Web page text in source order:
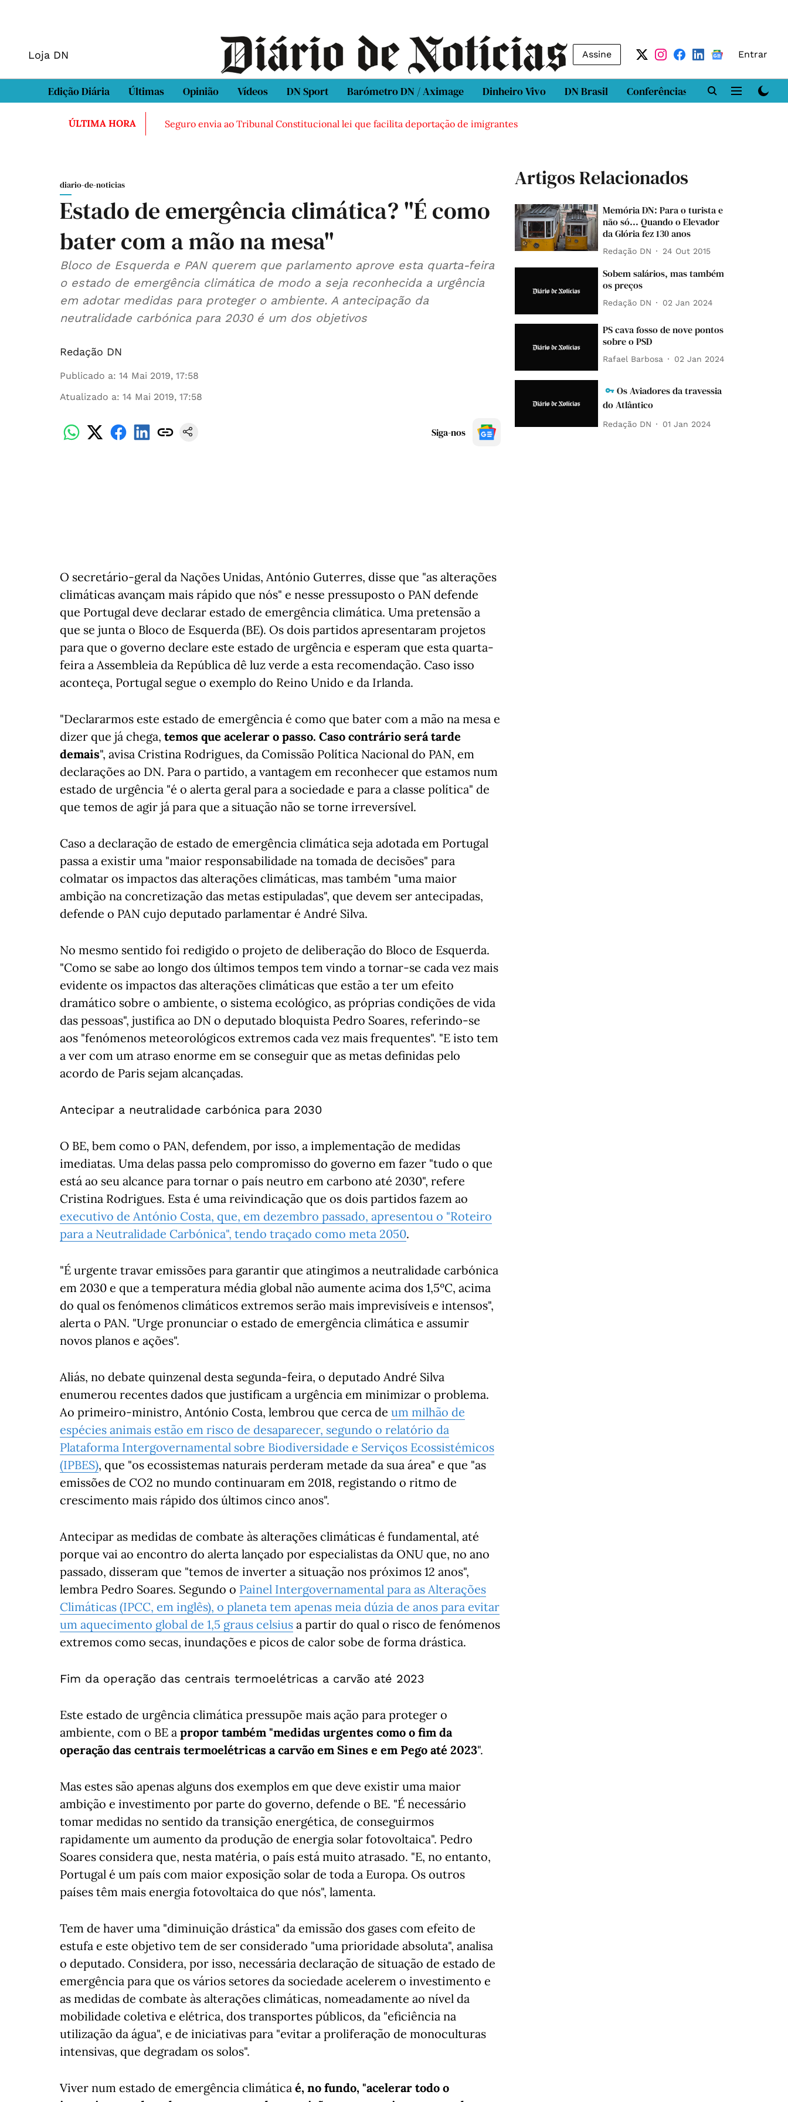
Loja DN Assine Entrar
Edição Diária Últimas Opinião Vídeos DN Sport Barómetro DN / Aximage Dinheiro Vivo DN Brasil Conferências DN LAB
ÚLTIMA HORA Seguro envia ao Tribunal Constitucional lei que facilita deportação de imigrantes
diario-de-noticias
Estado de emergência climática? "É como
bater com a mão na mesa"
Bloco de Esquerda e PAN querem que parlamento aprove esta quarta-feira
o estado de emergência climática de modo a seja reconhecida a urgência
em adotar medidas para proteger o ambiente. A antecipação da
neutralidade carbónica para 2030 é um dos objetivos
Redação DN
Publicado a: 14 Mai 2019, 17:58
Atualizado a: 14 Mai 2019, 17:58
Siga-nos
O secretário-geral da Nações Unidas, António Guterres, disse que "as alterações
climáticas avançam mais rápido que nós" e nesse pressuposto o PAN defende
que Portugal deve declarar estado de emergência climática. Uma pretensão a
que se junta o Bloco de Esquerda (BE). Os dois partidos apresentaram projetos
para que o governo declare este estado de urgência e esperam que esta quarta-
feira a Assembleia da República dê luz verde a esta recomendação. Caso isso
aconteça, Portugal segue o exemplo do Reino Unido e da Irlanda.
"Declararmos este estado de emergência é como que bater com a mão na mesa e
dizer que já chega, temos que acelerar o passo. Caso contrário será tarde
demais", avisa Cristina Rodrigues, da Comissão Política Nacional do PAN, em
declarações ao DN. Para o partido, a vantagem em reconhecer que estamos num
estado de urgência "é o alerta geral para a sociedade e para a classe política" de
que temos de agir já para que a situação não se torne irreversível.
Caso a declaração de estado de emergência climática seja adotada em Portugal
passa a existir uma "maior responsabilidade na tomada de decisões" para
colmatar os impactos das alterações climáticas, mas também "uma maior
ambição na concretização das metas estipuladas", que devem ser antecipadas,
defende o PAN cujo deputado parlamentar é André Silva.
No mesmo sentido foi redigido o projeto de deliberação do Bloco de Esquerda.
"Como se sabe ao longo dos últimos tempos tem vindo a tornar-se cada vez mais
evidente os impactos das alterações climáticas que estão a ter um efeito
dramático sobre o ambiente, o sistema ecológico, as próprias condições de vida
das pessoas", justifica ao DN o deputado bloquista Pedro Soares, referindo-se
aos "fenómenos meteorológicos extremos cada vez mais frequentes". "E isto tem
a ver com um atraso enorme em se conseguir que as metas definidas pelo
acordo de Paris sejam alcançadas.
Antecipar a neutralidade carbónica para 2030
O BE, bem como o PAN, defendem, por isso, a implementação de medidas
imediatas. Uma delas passa pelo compromisso do governo em fazer "tudo o que
está ao seu alcance para tornar o país neutro em carbono até 2030", refere
Cristina Rodrigues. Esta é uma reivindicação que os dois partidos fazem ao
executivo de António Costa, que, em dezembro passado, apresentou o "Roteiro
para a Neutralidade Carbónica", tendo traçado como meta 2050.
"É urgente travar emissões para garantir que atingimos a neutralidade carbónica
em 2030 e que a temperatura média global não aumente acima dos 1,5ºC, acima
do qual os fenómenos climáticos extremos serão mais imprevisíveis e intensos",
alerta o PAN. "Urge pronunciar o estado de emergência climática e assumir
novos planos e ações".
Aliás, no debate quinzenal desta segunda-feira, o deputado André Silva
enumerou recentes dados que justificam a urgência em minimizar o problema.
Ao primeiro-ministro, António Costa, lembrou que cerca de um milhão de
espécies animais estão em risco de desaparecer, segundo o relatório da
Plataforma Intergovernamental sobre Biodiversidade e Serviços Ecossistémicos
(IPBES), que "os ecossistemas naturais perderam metade da sua área" e que "as
emissões de CO2 no mundo continuaram em 2018, registando o ritmo de
crescimento mais rápido dos últimos cinco anos".
Antecipar as medidas de combate às alterações climáticas é fundamental, até
porque vai ao encontro do alerta lançado por especialistas da ONU que, no ano
passado, disseram que "temos de inverter a situação nos próximos 12 anos",
lembra Pedro Soares. Segundo o Painel Intergovernamental para as Alterações
Climáticas (IPCC, em inglês), o planeta tem apenas meia dúzia de anos para evitar
um aquecimento global de 1,5 graus celsius a partir do qual o risco de fenómenos
extremos como secas, inundações e picos de calor sobe de forma drástica.
Fim da operação das centrais termoelétricas a carvão até 2023
Este estado de urgência climática pressupõe mais ação para proteger o
ambiente, com o BE a propor também "medidas urgentes como o fim da
operação das centrais termoelétricas a carvão em Sines e em Pego até 2023".
Mas estes são apenas alguns dos exemplos em que deve existir uma maior
ambição e investimento por parte do governo, defende o BE. "É necessário
tomar medidas no sentido da transição energética, de conseguirmos
rapidamente um aumento da produção de energia solar fotovoltaica". Pedro
Soares considera que, nesta matéria, o país está muito atrasado. "E, no entanto,
Portugal é um país com maior exposição solar de toda a Europa. Os outros
países têm mais energia fotovoltaica do que nós", lamenta.
Tem de haver uma "diminuição drástica" da emissão dos gases com efeito de
estufa e este objetivo tem de ser considerado "uma prioridade absoluta", analisa
o deputado. Considera, por isso, necessária declaração de situação de estado de
emergência para que os vários setores da sociedade acelerem o investimento e
as medidas de combate às alterações climáticas, nomeadamente ao nível da
mobilidade coletiva e elétrica, dos transportes públicos, da "eficiência na
utilização da água", e de iniciativas para "evitar a proliferação de monoculturas
intensivas, que degradam os solos".
Viver num estado de emergência climática é, no fundo, "acelerar todo o
Artigos Relacionados
Memória DN: Para o turista e
não só... Quando o Elevador
da Glória fez 130 anos
Redação DN 24 Out 2015
Sobem salários, mas também
os preços
Redação DN 02 Jan 2024
PS cava fosso de nove pontos
sobre o PSD
Rafael Barbosa 02 Jan 2024
Os Aviadores da travessia
do Atlântico
Redação DN 01 Jan 2024